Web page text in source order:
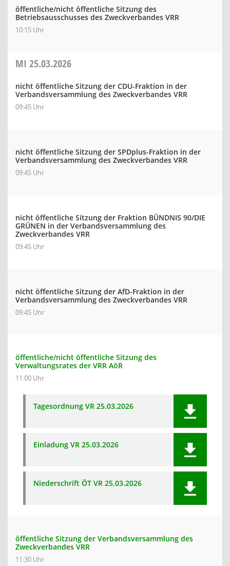
öffentliche/nicht öffentliche Sitzung des
Betriebsausschusses des Zweckverbandes VRR
10:15 Uhr
MI 25.03.2026
nicht öffentliche Sitzung der CDU-Fraktion in der
Verbandsversammlung des Zweckverbandes VRR
09:45 Uhr
nicht öffentliche Sitzung der SPDplus-Fraktion in der
Verbandsversammlung des Zweckverbandes VRR
09:45 Uhr
nicht öffentliche Sitzung der Fraktion BÜNDNIS 90/DIE
GRÜNEN in der Verbandsversammlung des
Zweckverbandes VRR
09:45 Uhr
nicht öffentliche Sitzung der AfD-Fraktion in der
Verbandsversammlung des Zweckverbandes VRR
09:45 Uhr
öffentliche/nicht öffentliche Sitzung des
Verwaltungsrates der VRR AöR
11:00 Uhr
Tagesordnung VR 25.03.2026
Einladung VR 25.03.2026
Niederschrift ÖT VR 25.03.2026
öffentliche Sitzung der Verbandsversammlung des
Zweckverbandes VRR
11:30 Uhr